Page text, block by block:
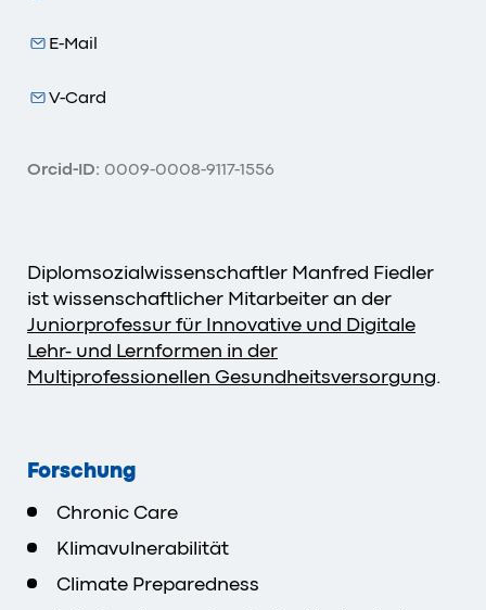
E-Mail
V-Card
Orcid-ID: 0009-0008-9117-1556
Diplomsozialwissenschaftler Manfred Fiedler
ist wissenschaftlicher Mitarbeiter an der
Juniorprofessur für Innovative und Digitale
Lehr- und Lernformen in der
Multiprofessionellen Gesundheitsversorgung.
Forschung
Chronic Care
Klimavulnerabilität
Climate Preparedness